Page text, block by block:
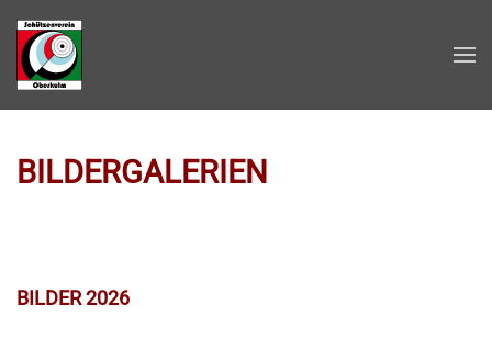
Zum Hauptinhalt springen
BILDERGALERIEN
BILDER 2026